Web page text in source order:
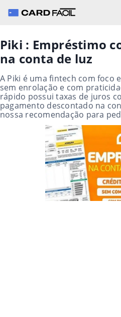
Piki : Empréstimo
na conta de luz
A Piki é uma fintech com foco
sem enrolação e com
rápido possui taxas de juros
pagamento descontado na
nossa recomendação para